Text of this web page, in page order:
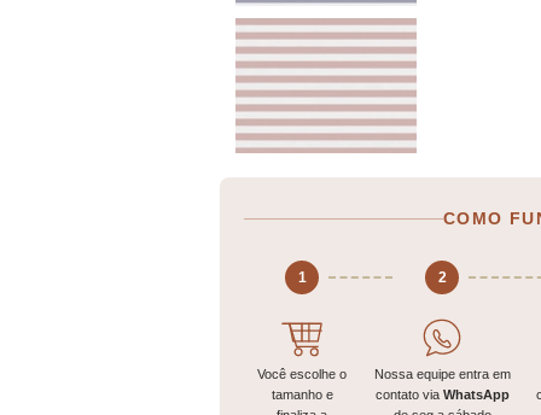
COMO
1
Você escolhe o
tamanho e
2
Nossa equipe entra em
contato via WhatsApp